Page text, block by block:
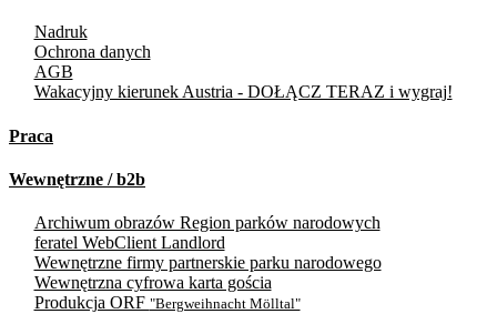
Nadruk
Ochrona danych
AGB
Wakacyjny kierunek Austria - DOŁĄCZ TERAZ i wygraj!
Praca
Wewnętrzne / b2b
Archiwum obrazów Region parków narodowych
feratel WebClient Landlord
Wewnętrzne firmy partnerskie parku narodowego
Wewnętrzna cyfrowa karta gościa
Produkcja ORF "Bergweihnacht Mölltal"